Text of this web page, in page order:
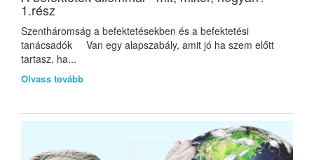
1.rész
Szentháromság a befektetésekben és a befektetési
tanácsadók Van egy alapszabály, amit jó ha szem előtt
tartasz, ha...
Olvass tovább